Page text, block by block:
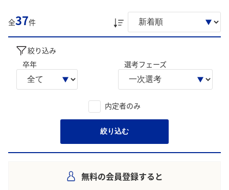
全37件
絞り込み
卒年
選考フェーズ
内定者のみ
絞り込む
無料の会員登録すると